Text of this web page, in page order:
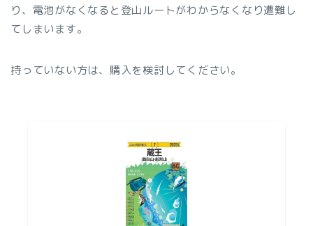
り、電池がなくなると登山ルートがわからなくなり遭難し
てしまいます。
持っていない方は、購入を検討してください。